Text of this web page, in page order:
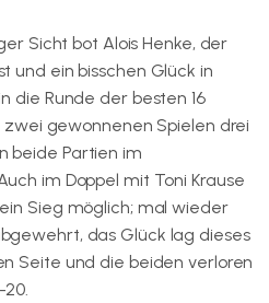
Sicht bot Alois Henke, der
und ein bisschen Glück in
die Runde der besten 16
gewonnenen Spielen drei
beide Partien im
im Doppel mit Toni Krause
Sieg möglich; mal wieder
das Glück lag dieses
Seite und die beiden verloren